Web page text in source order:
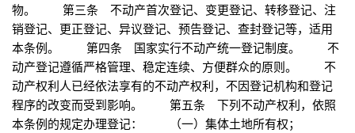
物。 第三条 不动产首次登记、变更登记、转移登记、注
销登记、更正登记、异议登记、预告登记、查封登记等，适用
本条例。 第四条 国家实行不动产统一登记制度。 不
动产登记遵循严格管理、稳定连续、方便群众的原则。 不
动产权利人已经依法享有的不动产权利，不因登记机构和登记
程序的改变而受到影响。 第五条 下列不动产权利，依照
本条例的规定办理登记： （一）集体土地所有权；